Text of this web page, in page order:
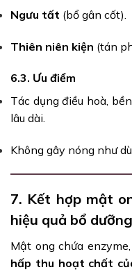
Ngưu tất (bổ gân cốt).
Thiên niên kiện (tán
6.3. Ưu điểm
Tác dụng điều hoà,
lâu dài.
Không gây nóng như
7. Kết hợp mật
hiệu quả bổ dưỡng
Mật ong chứa
hấp thu hoạt chất